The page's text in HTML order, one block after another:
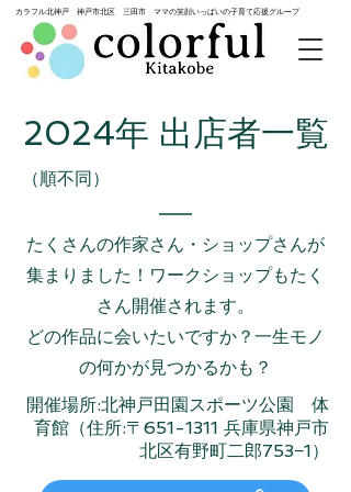
カラフル北神戸 神戸市北区 三田市 ママの笑顔いっぱいの子育て応援グループ
2024年 出店者一覧
（順不同）
たくさんの作家さん・ショップさんが
集まりました！ワークショップもたく
さん開催されます。
どの作品に会いたいですか？一生モノ
の何かが見つかるかも？
開催場所:北神戸田園スポーツ公園 体
育館（住所:〒651-1311 兵庫県神戸市
北区有野町二郎753−1）